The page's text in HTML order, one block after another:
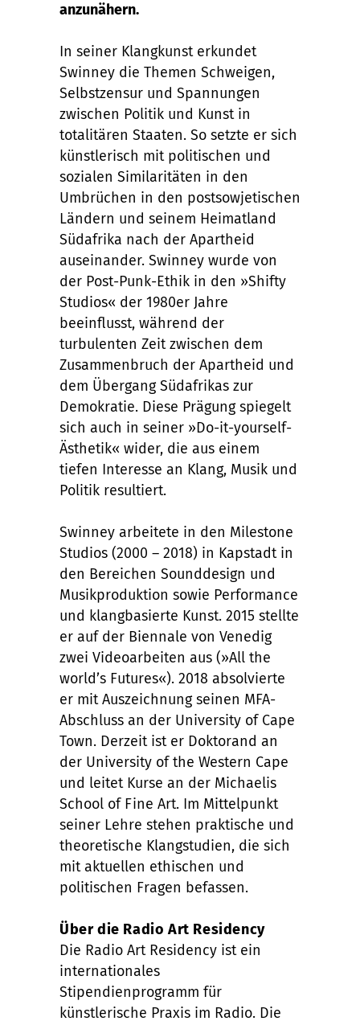
anzunähern.
In seiner Klangkunst erkundet
Swinney die Themen Schweigen,
Selbstzensur und Spannungen
zwischen Politik und Kunst in
totalitären Staaten. So setzte er sich
künstlerisch mit politischen und
sozialen Similaritäten in den
Umbrüchen in den postsowjetischen
Ländern und seinem Heimatland
Südafrika nach der Apartheid
auseinander. Swinney wurde von
der Post-Punk-Ethik in den »Shifty
Studios« der 1980er Jahre
beeinflusst, während der
turbulenten Zeit zwischen dem
Zusammenbruch der Apartheid und
dem Übergang Südafrikas zur
Demokratie. Diese Prägung spiegelt
sich auch in seiner »Do-it-yourself-
Ästhetik« wider, die aus einem
tiefen Interesse an Klang, Musik und
Politik resultiert.
Swinney arbeitete in den Milestone
Studios (2000 – 2018) in Kapstadt in
den Bereichen Sounddesign und
Musikproduktion sowie Performance
und klangbasierte Kunst. 2015 stellte
er auf der Biennale von Venedig
zwei Videoarbeiten aus (»All the
world’s Futures«). 2018 absolvierte
er mit Auszeichnung seinen MFA-
Abschluss an der University of Cape
Town. Derzeit ist er Doktorand an
der University of the Western Cape
und leitet Kurse an der Michaelis
School of Fine Art. Im Mittelpunkt
seiner Lehre stehen praktische und
theoretische Klangstudien, die sich
mit aktuellen ethischen und
politischen Fragen befassen.
Über die Radio Art Residency
Die Radio Art Residency ist ein
internationales
Stipendienprogramm für
künstlerische Praxis im Radio. Die